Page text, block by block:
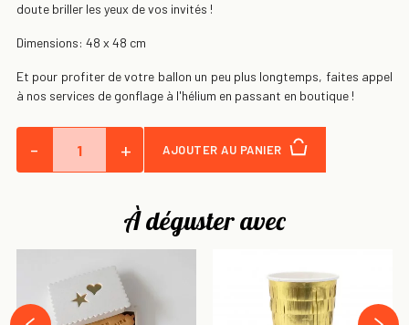
doute briller les yeux de vos invités !
Dimensions: 48 x 48 cm
Et pour profiter de votre ballon un peu plus longtemps, faites appel
à nos services de gonflage à l'hélium en passant en boutique !
- + AJOUTER AU PANIER
À déguster avec
›